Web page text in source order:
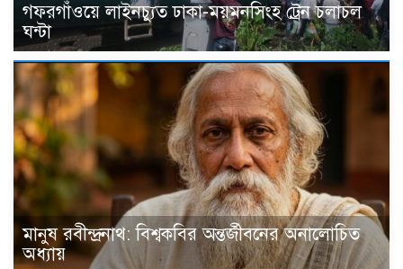
গফরগাঁওয়ে লাইনচ্যুত ঢাকা-ময়মনসিংহ ট্রেন চলাচল
ঘন্টা
মানুষ রবীন্দ্রনাথ: বিশ্বকবির অন্তর্জীবনের অনালোচিত
অধ্যায়